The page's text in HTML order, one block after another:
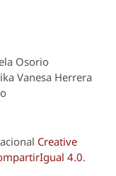
Osorio
Vanesa Herrera
Creative
4.0.